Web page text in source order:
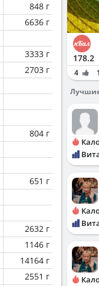
848 г
6636 г
3333 г
2703 г
804 г
651 г
2632 г
1146 г
14164 г
2551 г
178.2
4